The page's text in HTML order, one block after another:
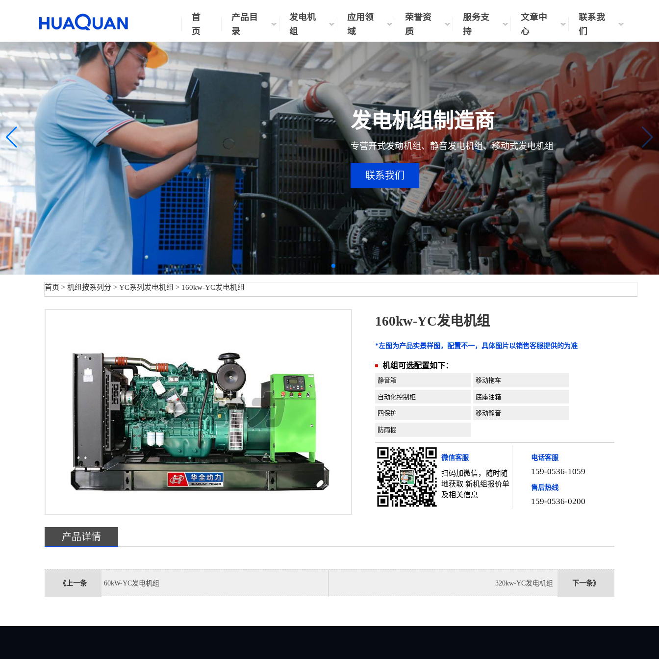
首
页
产品目
录
发电机
组
应用领
域
荣誉资
质
服务支
持
文章中
心
联系我
们
华全动力・智能电力解决方案提供商
1–3000kW 发电机组｜定制化生产｜现货速发｜全国联保
联系我们
首页 > 机组按系列分 > YC系列发电机组 > 160kw-YC发电机组
160kw-YC发电机组
*左图为产品实景样图，配置不一，具体图片以销售客服提供的为准
机组可选配置如下：
静音箱 移动拖车
自动化控制柜 底座油箱
四保护 移动静音
防雨棚
微信客服
扫码加微信，随时随
地获取 新机组报价单
及相关信息
电话客服
159-0536-1059
售后热线
159-0536-0200
产品详情
《上一条 60kW-YC发电机组 下一条》
320kw-YC发电机组